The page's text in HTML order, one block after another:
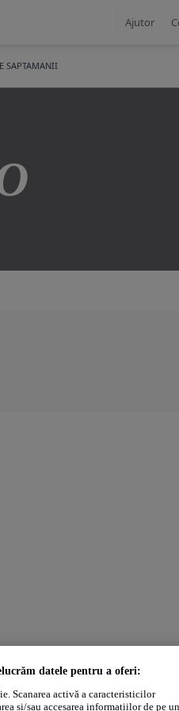
Ajutor
SAPTAMANII
datele pentru a oferi:
Scanarea activă a caracteristicilor
și/sau accesarea informațiilor de pe un